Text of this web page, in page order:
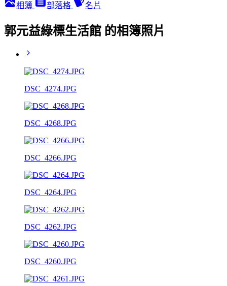
相簿 部落格 名片
郭元益綠標生活館 的相簿照片
DSC_4274.JPG
DSC_4268.JPG
DSC_4266.JPG
DSC_4264.JPG
DSC_4262.JPG
DSC_4260.JPG